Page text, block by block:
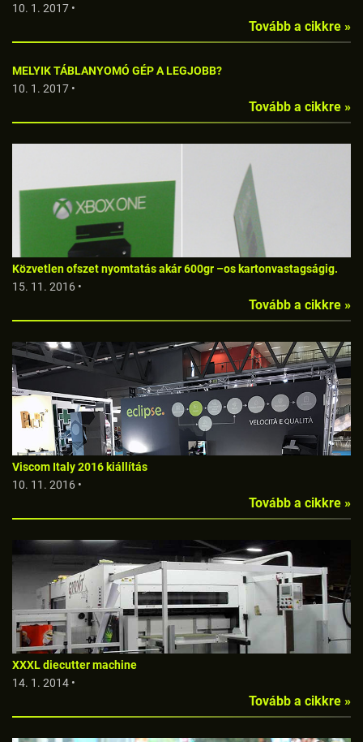
10. 1. 2017 •
Tovább a cikkre »
MELYIK TÁBLANYOMÓ GÉP A LEGJOBB?
10. 1. 2017 •
Tovább a cikkre »
Közvetlen ofszet nyomtatás akár 600gr –os kartonvastagságig.
15. 11. 2016 •
Tovább a cikkre »
Viscom Italy 2016 kiállítás
10. 11. 2016 •
Tovább a cikkre »
XXXL diecutter machine
14. 1. 2014 •
Tovább a cikkre »